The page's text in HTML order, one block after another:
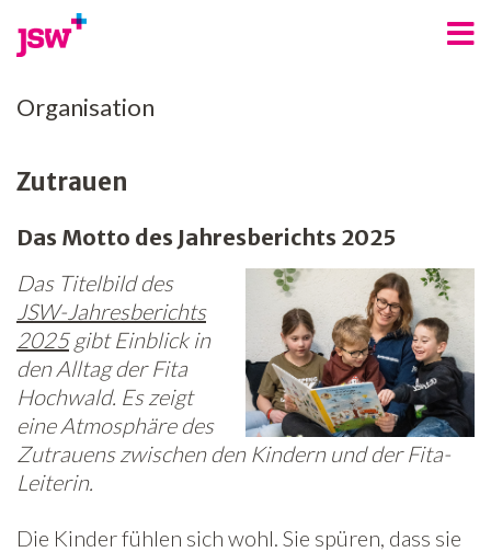
Angebote
Über uns
Spenden
Freiwilligenarbeit
Kontakt
Jobs
News
Newsletter
Organisation
Zutrauen
Das Motto des Jahresberichts 2025
Das Titelbild des
JSW-Jahresberichts
2025gibt Einblick in
den Alltag der Fita
Hochwald. Es zeigt
eine Atmosphäre des
Zutrauens zwischen den Kindern und der Fita-
Leiterin.
Die Kinder fühlen sich wohl. Sie spüren, dass sie